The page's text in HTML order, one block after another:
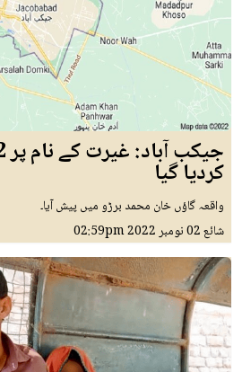
کردیا گیا
واقعہ گاؤں خان محمد برڑو میں پیش آیا۔
شائع02 نومبر 2022 02:59pm